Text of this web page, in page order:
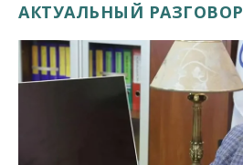
АКТУАЛЬНЫЙ РАЗГОВОР